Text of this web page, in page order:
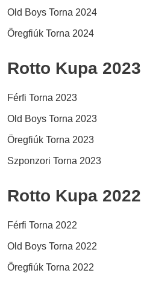
Old Boys Torna 2024
Öregfiúk Torna 2024
Rotto Kupa 2023
Férfi Torna 2023
Old Boys Torna 2023
Öregfiúk Torna 2023
Szponzori Torna 2023
Rotto Kupa 2022
Férfi Torna 2022
Old Boys Torna 2022
Öregfiúk Torna 2022